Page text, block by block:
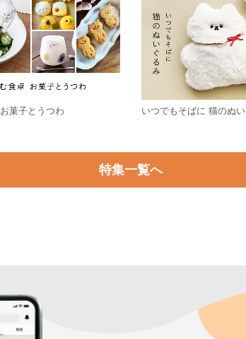
菓子とうつわ いつでもそばに 猫のぬ
特集一覧へ